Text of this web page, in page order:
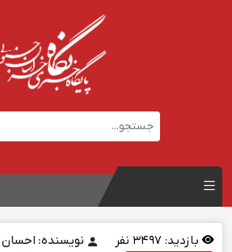
بازدید: نفر نویسنده: